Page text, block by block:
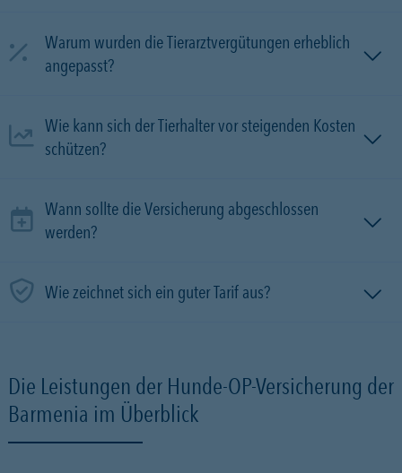
Warum wurden die Tierarztvergütungen erheblich
angepasst?
Wie kann sich der Tierhalter vor steigenden Kosten
schützen?
Wann sollte die Versicherung abgeschlossen
werden?
Wie zeichnet sich ein guter Tarif aus?
Die Leistungen der Hunde-OP-Versicherung der
Barmenia im Überblick